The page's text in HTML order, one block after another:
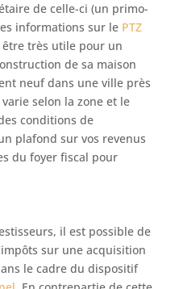
de celle-ci (un primo-
informations sur le PTZ
être très utile pour un
de sa maison
neuf dans une ville près
selon la zone et le
conditions de
plafond sur vos revenus
du foyer fiscal pour
il est possible de
sur une acquisition
le cadre du dispositif